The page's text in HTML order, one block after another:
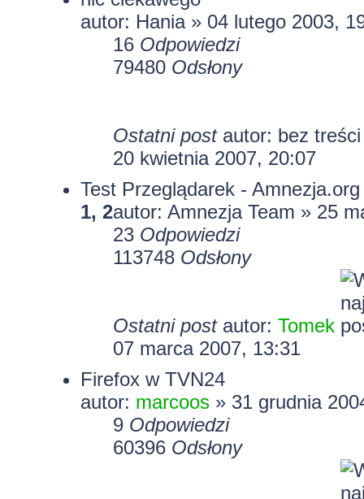
autor: Hania » 04 lutego 2003,
16 Odpowiedzi
79480 Odsłony
Ostatni post autor: bez
20 kwietnia 2007, 20:07
Test Przeglądarek - Amnezja.org
1, 2autor: Amnezja Team » 25
23 Odpowiedzi
113748 Odsłony
Ostatni post autor: Tomek
07 marca 2007, 13:31
Firefox w TVN24
autor: marcoos» 31 grudnia
9 Odpowiedzi
60396 Odsłony